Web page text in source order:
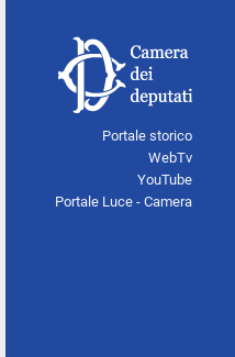
Portale storico
WebTv
YouTube
Portale Luce - Camera